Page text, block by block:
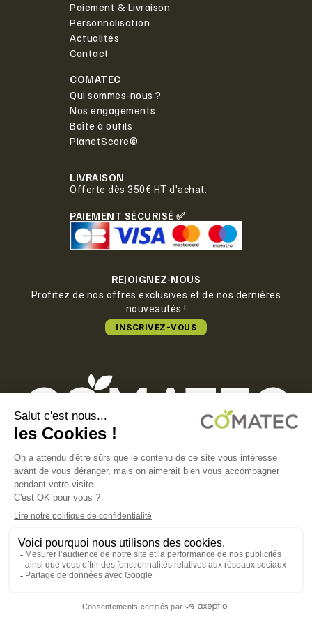
Paiement & Livraison
Personnalisation
Actualités
Contact
COMATEC
Qui sommes-nous ?
Nos engagements
Boîte à outils
PlanetScore©
LIVRAISON
Offerte dès 350€ HT d'achat.
PAIEMENT SÉCURISÉ ✅
REJOIGNEZ-NOUS
Profitez de nos offres exclusives et de nos dernières
nouveautés !
INSCRIVEZ-VOUS
COMATEC PACKAGING
Boulevard François-Xavier Fafeur
11000 Carcassonne, FRANCE
POLITIQUE DE CONFIDENTIALITÉ
POLITIQUE EN MATIÈRE DE COOKIES
CGV